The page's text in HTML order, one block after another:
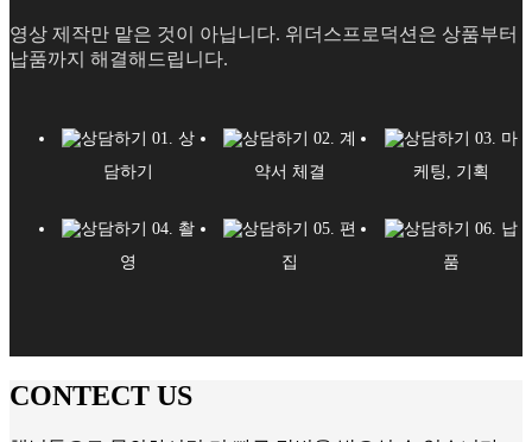
영상 제작만 맡은 것이 아닙니다. 위더스프로덕션은 상품부터
납품까지 해결해드립니다.
01. 상
담하기
02. 계
약서 체결
03. 마
케팅, 기획
04. 촬
영
05. 편
집
06. 납
품
CONTECT US